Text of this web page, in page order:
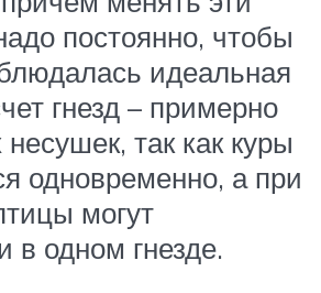
постоянно, чтобы
идеальная
гнезд – примерно
так как куры
одновременно, а при
могут
в одном гнезде.